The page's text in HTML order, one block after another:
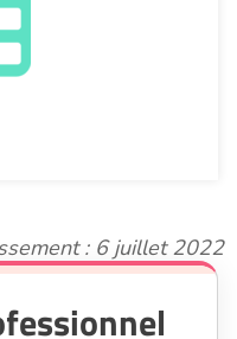
: 6 juillet 2022